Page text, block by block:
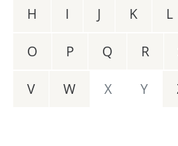
H I J K L
O P Q R
V W X Y